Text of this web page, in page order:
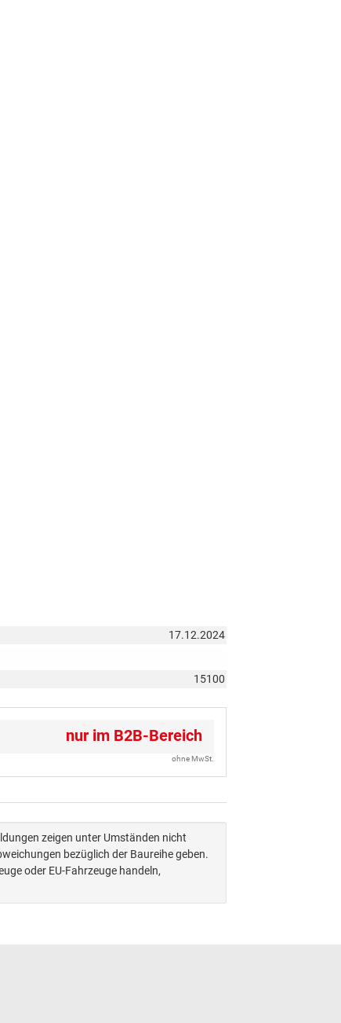
17.12.2024
15100
nur im B2B-Bereich
ohne MwSt.
zeigen unter Umständen nicht
bezüglich der Baureihe geben.
oder EU-Fahrzeuge handeln,